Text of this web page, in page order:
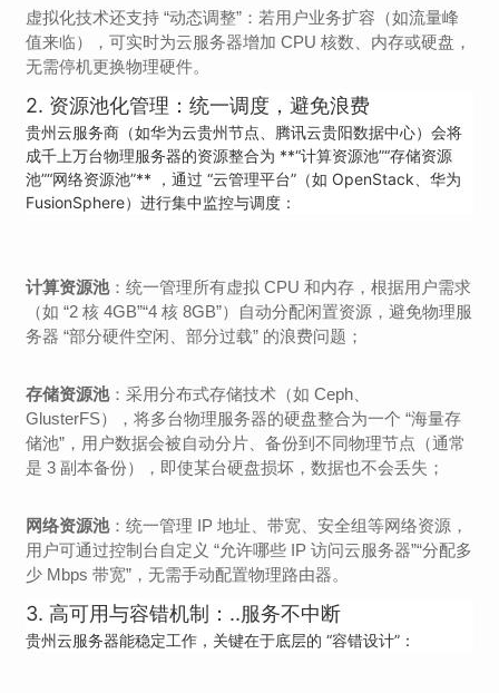
虚拟化技术还支持 “动态调整”：若用户业务扩容（如流量峰
值来临），可实时为云服务器增加 CPU 核数、内存或硬盘，
无需停机更换物理硬件。
2. 资源池化管理：统一调度，避免浪费
贵州云服务商（如华为云贵州节点、腾讯云贵阳数据中心）会将
成千上万台物理服务器的资源整合为 **“计算资源池”“存储资源
池”“网络资源池”** ，通过 “云管理平台”（如 OpenStack、华为
FusionSphere）进行集中监控与调度：
计算资源池：统一管理所有虚拟 CPU 和内存，根据用户需求
（如 “2 核 4GB”“4 核 8GB”）自动分配闲置资源，避免物理服
务器 “部分硬件空闲、部分过载” 的浪费问题；
存储资源池：采用分布式存储技术（如 Ceph、
GlusterFS），将多台物理服务器的硬盘整合为一个 “海量存
储池”，用户数据会被自动分片、备份到不同物理节点（通常
是 3 副本备份），即使某台硬盘损坏，数据也不会丢失；
网络资源池：统一管理 IP 地址、带宽、安全组等网络资源，
用户可通过控制台自定义 “允许哪些 IP 访问云服务器”“分配多
少 Mbps 带宽”，无需手动配置物理路由器。
3. 高可用与容错机制：..服务不中断
贵州云服务器能稳定工作，关键在于底层的 “容错设计”：